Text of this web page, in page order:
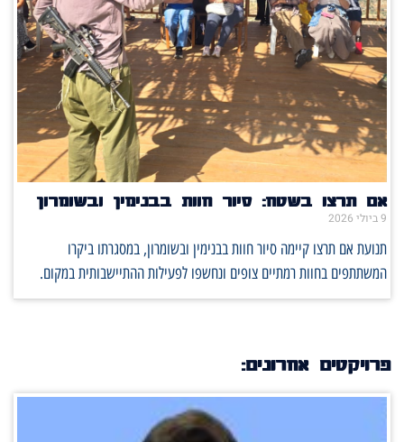
אם תרצו בשטח: סיור חוות בבנימין ובשומרון
9 ביולי 2026
תנועת אם תרצו קיימה סיור חוות בבנימין ובשומרון, במסגרתו ביקרו
המשתתפים בחוות רמתיים צופים ונחשפו לפעילות ההתיישבותית במקום.
פרויקטים אחרונים: